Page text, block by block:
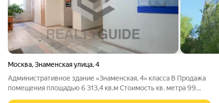
Москва,Знаменская улица,4
Административное здание «Знаменская, 4» класса B Продажа
помещения площадью 6 313,4 кв.м Cтоимость кв. метра 99